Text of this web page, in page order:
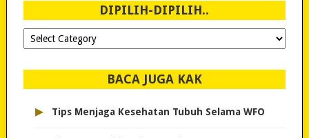
DIPILIH-DIPILIH..
Dipilih-
dipilih..
BACA JUGA KAK
▸ Tips Menjaga Kesehatan Tubuh Selama WFO